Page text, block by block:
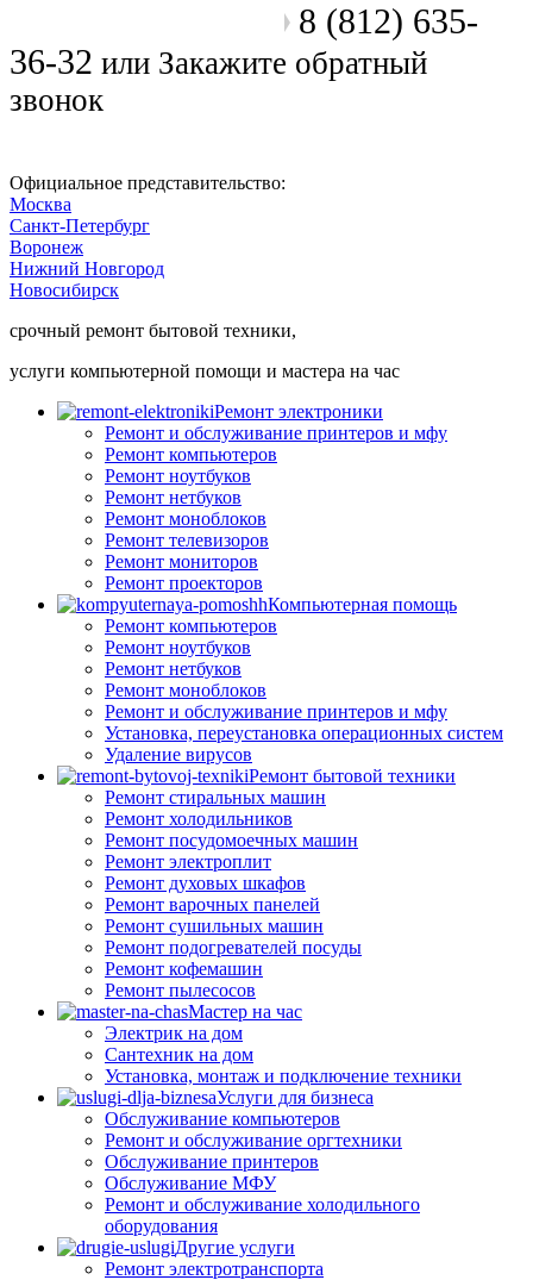
8 (812) 635-
36-32 или Закажите обратный
звонок
Официальное представительство:
Москва
Санкт-Петербург
Воронеж
Нижний Новгород
Новосибирск
срочный ремонт бытовой техники,
услуги компьютерной помощи и мастера на час
Ремонт электроники
Ремонт и обслуживание принтеров и мфу
Ремонт компьютеров
Ремонт ноутбуков
Ремонт нетбуков
Ремонт моноблоков
Ремонт телевизоров
Ремонт мониторов
Ремонт проекторов
Компьютерная помощь
Ремонт компьютеров
Ремонт ноутбуков
Ремонт нетбуков
Ремонт моноблоков
Ремонт и обслуживание принтеров и мфу
Установка, переустановка операционных систем
Удаление вирусов
Ремонт бытовой техники
Ремонт стиральных машин
Ремонт холодильников
Ремонт посудомоечных машин
Ремонт электроплит
Ремонт духовых шкафов
Ремонт варочных панелей
Ремонт сушильных машин
Ремонт подогревателей посуды
Ремонт кофемашин
Ремонт пылесосов
Мастер на час
Электрик на дом
Сантехник на дом
Установка, монтаж и подключение техники
Услуги для бизнеса
Обслуживание компьютеров
Ремонт и обслуживание оргтехники
Обслуживание принтеров
Обслуживание МФУ
Ремонт и обслуживание холодильного
оборудования
Другие услуги
Ремонт электротранспорта